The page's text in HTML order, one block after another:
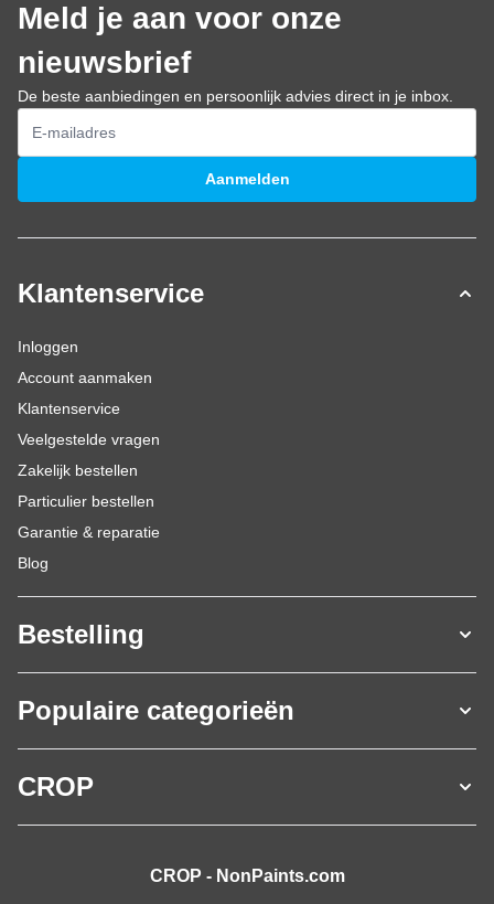
Meld je aan voor onze
nieuwsbrief
De beste aanbiedingen en persoonlijk advies direct in je inbox.
E-mailadres
Aanmelden
Klantenservice
Inloggen
Account aanmaken
Klantenservice
Veelgestelde vragen
Zakelijk bestellen
Particulier bestellen
Garantie & reparatie
Blog
Bestelling
Populaire categorieën
CROP
CROP - NonPaints.com